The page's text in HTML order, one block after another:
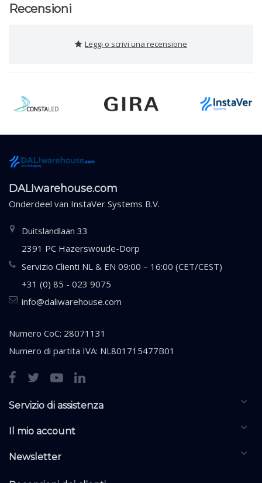
Recensioni
Leggi o scrivi una recensione
DALIwarehouse.com
Onderdeel van InstaVer Systems B.V.
Duitslandlaan 33
2391 PC Hazerswoude-Dorp
Servizio Clienti NL & EN 09:00 – 16:00 (CET/CEST)
+31 (0) 85 - 023 9075
info@daliwarehouse.com
Numero CoC: 28071131
Numero di partita IVA: NL801715477B01
Servizio di assistenza
Il mio account
Newsletter